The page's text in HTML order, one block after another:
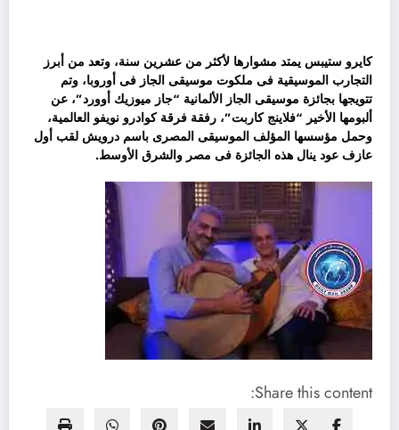
كايرو ستيبس يمتد مشوارها لأكثر من عشرين سنة، وتعد من أبرز
التجارب الموسيقية فى ملكوت موسيقى الجاز فى أوروبا، وتم
تتويجها بجائزة موسيقى الجاز الألمانية “جاز ميوزيك أوورد”، عن
ألبومها الأخير “فلاينج كاربت”، رفقة فرقة كوادرو نويفو العالمية،
وحمل مؤسسها المؤلف الموسيقى المصرى باسم درويش لقب أول
عازف عود ينال هذه الجائزة فى مصر والشرق الأوسط.
Share this content: